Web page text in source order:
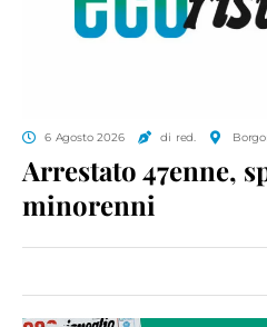
6 Agosto 2026 di red.
Arrestato 47enne,
minorenni